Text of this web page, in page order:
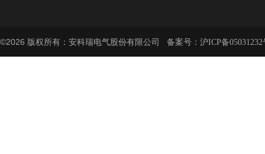
©2026 版权所有：安科瑞电气股份有限公司 备案号： 沪ICP备05031232